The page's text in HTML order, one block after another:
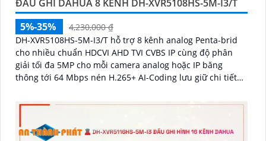
ĐẦU GHI DAHUA 8 KÊNH DH-XVR5108HS-5M-I3/T
5%-35%
4,230,000 ₫
DH-XVR5108HS-5M-I3/T hỗ trợ 8 kênh analog Penta-brid
cho nhiều chuẩn HDCVI AHD TVI CVBS IP cùng độ phân
giải tối đa 5MP cho mỗi camera analog hoặc IP băng
thông tới 64 Mbps nén H.265+ AI-Coding lưu giữ chi tiết